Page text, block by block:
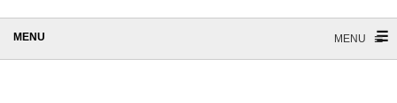
MENU ≡
☰